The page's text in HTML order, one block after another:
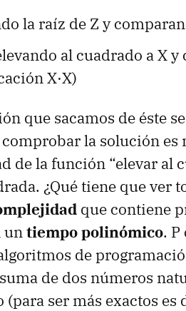
la raíz de Z y
al cuadrado a X
X·X)
que sacamos de éste
la solución es
de la función “elevar al
¿Qué tiene que ver
que contiene
untiempo polinómico.
de
de dos números
ser más exactos